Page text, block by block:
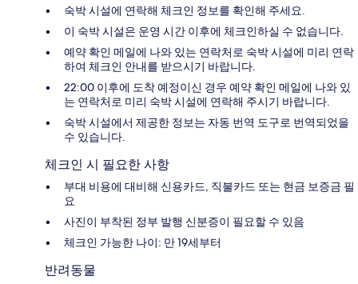
숙박 시설에 연락해 체크인 정보를 확인해 주세요.
이 숙박 시설은 운영 시간 이후에 체크인하실 수 없습니다.
예약 확인 메일에 나와 있는 연락처로 숙박 시설에 미리 연락
하여 체크인 안내를 받으시기 바랍니다.
22:00 이후에 도착 예정이신 경우 예약 확인 메일에 나와 있
는 연락처로 미리 숙박 시설에 연락해 주시기 바랍니다.
숙박 시설에서 제공한 정보는 자동 번역 도구로 번역되었을
수 있습니다.
체크인 시 필요한 사항
부대 비용에 대비해 신용카드, 직불카드 또는 현금 보증금 필
요
사진이 부착된 정부 발행 신분증이 필요할 수 있음
체크인 가능한 나이: 만 19세부터
반려동물